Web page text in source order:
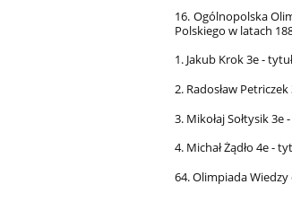
16. Ogólnopolska
Polskiego w latach
1. Jakub Krok 3e -
2. Radosław
3. Mikołaj Sołtysik 3e
4. Michał Żądło 4e -
64. Olimpiada Wiedzy